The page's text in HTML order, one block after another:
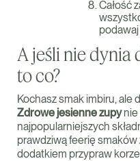
Całość
A jeśli nie dynia
to co?
Kochasz smak imbiru, ale
Zdrowe jesienne zupynie
najpopularniejszych
prawdziwą feerię
dodatkiem przypraw